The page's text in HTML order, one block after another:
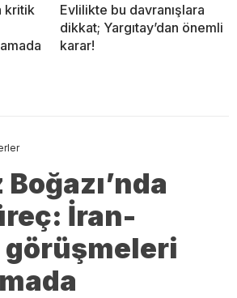
kritik
Evlilikte bu davranışlara
dikkat; Yargıtay’dan önemli
karar!
İran-
görüşmeleri